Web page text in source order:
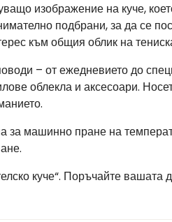
изображение на куче,
подбрани, за да се
към общия облик на
– от ежедневието до
облекла и аксесоари.
за машинно пране на
куче“. Поръчайте вашата